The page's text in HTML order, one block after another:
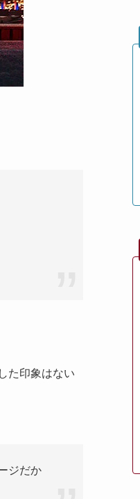
た印象はない
ジだか